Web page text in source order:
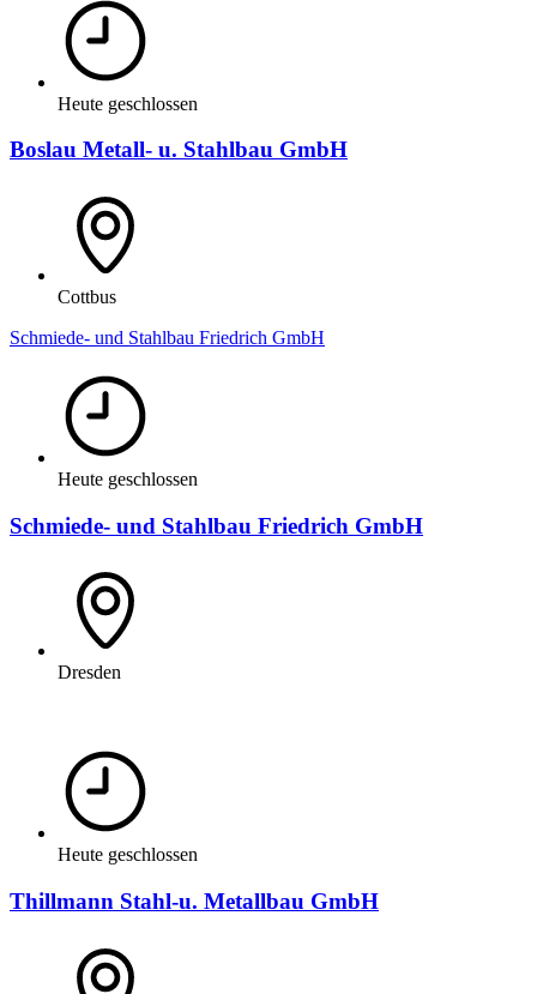
Heute geschlossen
Boslau Metall- u. Stahlbau GmbH
Cottbus
Schmiede- und Stahlbau Friedrich GmbH
Heute geschlossen
Schmiede- und Stahlbau Friedrich GmbH
Dresden
Heute geschlossen
Thillmann Stahl-u. Metallbau GmbH